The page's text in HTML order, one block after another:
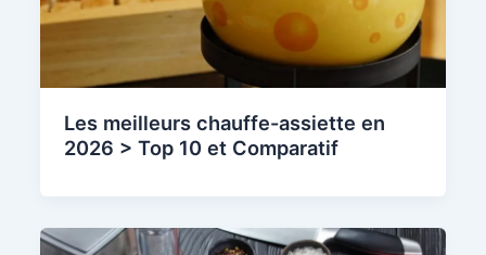
Les meilleurs chauffe-assiette en
2026 > Top 10 et Comparatif